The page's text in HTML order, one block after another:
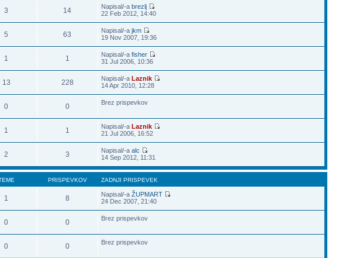
3 14 Napisal/-abrezlj
22 Feb 2012, 14:40
5 63 Napisal/-ajkm
19 Nov 2007, 19:36
1 1 Napisal/-afisher
31 Jul 2006, 10:36
13 228 Napisal/-aLaznik
14 Apr 2010, 12:28
0 0 Brez prispevkov
1 1 Napisal/-aLaznik
21 Jul 2006, 16:52
2 3 Napisal/-aalc
14 Sep 2012, 11:31
PRISPEVKOV ZADNJI PRISPEVEK
1 8 Napisal/-aŽUPMART
24 Dec 2007, 21:40
0 0 Brez prispevkov
0 0 Brez prispevkov